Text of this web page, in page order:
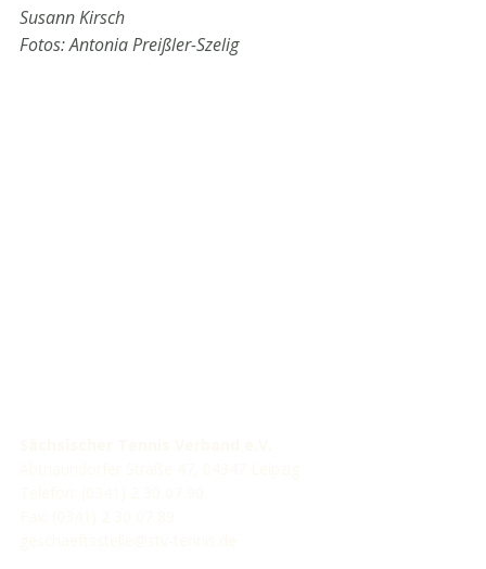
Susann Kirsch
Fotos: Antonia Preißler-Szelig